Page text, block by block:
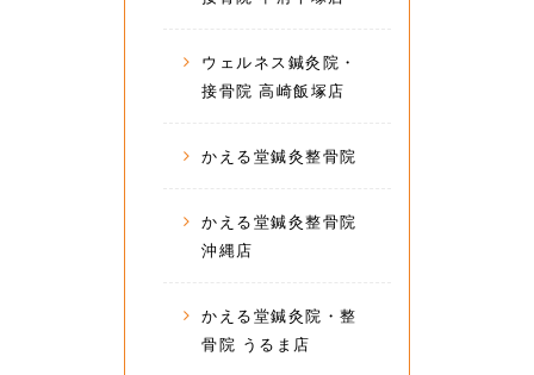
ウェルネス鍼灸院・
接骨院 高崎飯塚店
かえる堂鍼灸整骨院
かえる堂鍼灸整骨院
沖縄店
かえる堂鍼灸院・整
骨院 うるま店